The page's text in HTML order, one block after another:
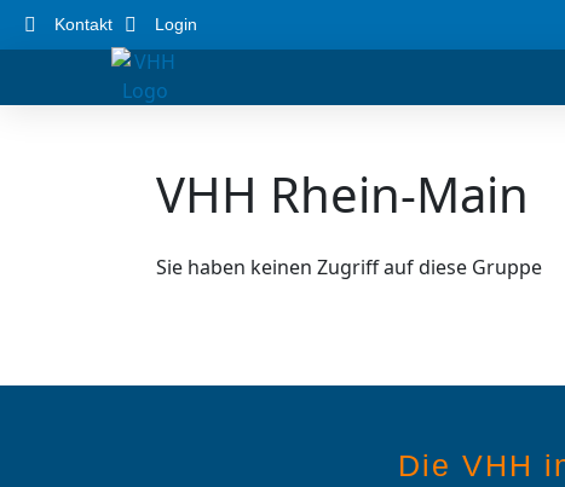
Kontakt Login
VHH Rhein-Main
Sie haben keinen Zugriff auf diese Gruppe
Die VHH